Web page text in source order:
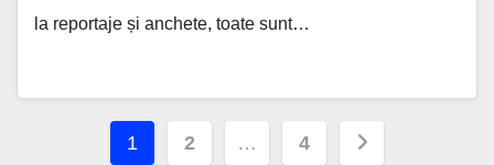
la reportaje și anchete, toate sunt…
Paginație
1 2 … 4